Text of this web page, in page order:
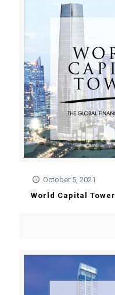
October 5, 2021
World Capital Tower